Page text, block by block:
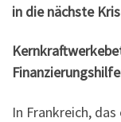
in die nächste
In Frankreich,